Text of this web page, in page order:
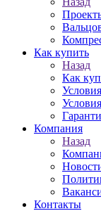
Как купить
Назад
Как
Компания
Назад
Контакты